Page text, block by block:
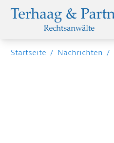
Startseite / Nachrichten /